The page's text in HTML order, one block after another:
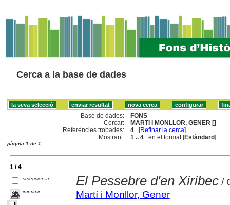
Cerca a la base de dades
Base de dades:
FONS
Cercar:
MARTI I MONLLOR, GENER []
Referències trobades:
4 [Refinar la cerca]
Mostrant:
1 .. 4 en el format [Estàndard]
pàgina 1 de 1
1 / 4
seleccionar
imprimir
El Pessebre d'en Xiribec/
Martí i Monllor, Gener